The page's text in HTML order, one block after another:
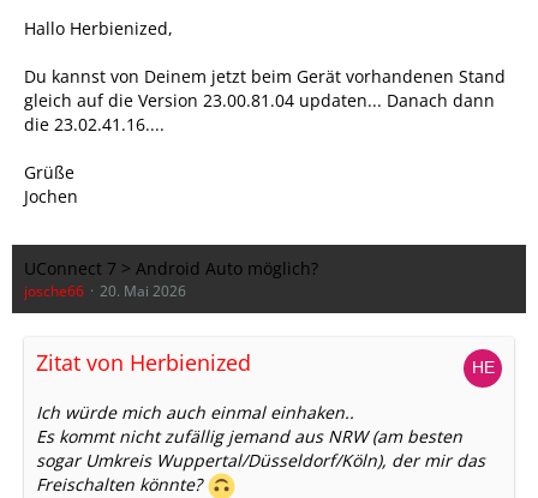
Hallo Herbienized,
Du kannst von Deinem jetzt beim Gerät vorhandenen Stand
gleich auf die Version 23.00.81.04 updaten... Danach dann
die 23.02.41.16....
Grüße
Jochen
UConnect 7 > Android Auto möglich?
josche66 20. Mai 2026
Zitat von Herbienized
Ich würde mich auch einmal einhaken..
Es kommt nicht zufällig jemand aus NRW (am besten
sogar Umkreis Wuppertal/Düsseldorf/Köln), der mir das
Freischalten könnte?